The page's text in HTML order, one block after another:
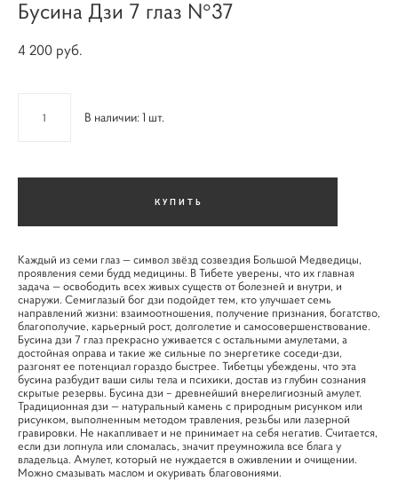
Бусина Дзи 7 глаз N°37
4 200 pуб.
В наличии:1 шт.
КУПИТЬ
Каждый из семи глаз — символ звёзд созвездия Большой Медведицы,
проявления семи будд медицины. В Тибете уверены, что их главная
задача — освободить всех живых существ от болезней и внутри, и
снаружи. Семиглазый бог дзи подойдет тем, кто улучшает семь
направлений жизни: взаимоотношения, получение признания, богатство,
благополучие, карьерный рост, долголетие и самосовершенствование.
Бусина дзи 7 глаз прекрасно уживается с остальными амулетами, а
достойная оправа и такие же сильные по энергетике соседи-дзи,
разгонят ее потенциал гораздо быстрее. Тибетцы убеждены, что эта
бусина разбудит ваши силы тела и психики, достав из глубин сознания
скрытые резервы. Бусина дзи – древнейший внерелигиозный амулет.
Традиционная дзи — натуральный камень с природным рисунком или
рисунком, выполненным методом травления, резьбы или лазерной
гравировки. Не накапливает и не принимает на себя негатив. Считается,
если дзи лопнула или сломалась, значит преумножила все блага у
владельца. Амулет, который не нуждается в оживлении и очищении.
Можно смазывать маслом и окуривать благовониями.